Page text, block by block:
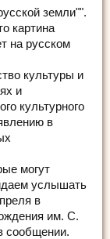
земли"".
картина
на русском
культуры и
и
культурного
в
могут
услышать
в
им. С.
сообщении.